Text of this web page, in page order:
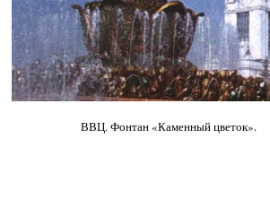
ВВЦ. Фонтан «Каменный цветок».